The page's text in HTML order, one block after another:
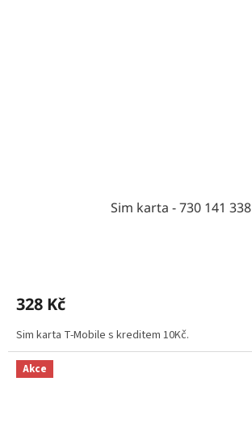
Sim karta - 730 141 338
328 Kč
Sim karta T-Mobile s kreditem 10Kč.
Akce